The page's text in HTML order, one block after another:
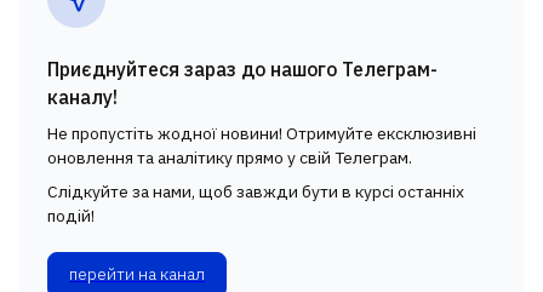
Приєднуйтеся зараз до нашого Телеграм-
каналу!
Не пропустіть жодної новини! Отримуйте ексклюзивні
оновлення та аналітику прямо у свій Телеграм.
Слідкуйте за нами, щоб завжди бути в курсі останніх
подій!
перейти на канал